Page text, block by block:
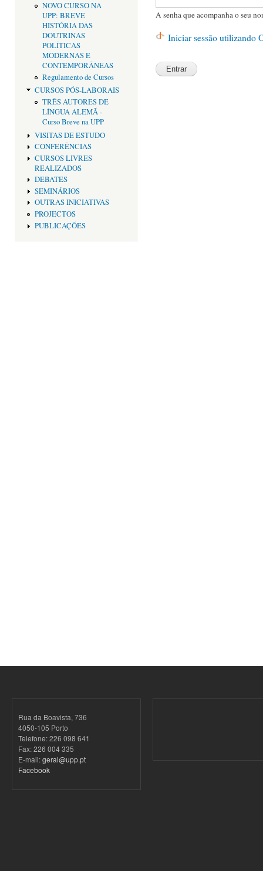
NOVO CURSO NA
UPP: BREVE
HISTÓRIA DAS
DOUTRINAS
POLÍTICAS
MODERNAS E
CONTEMPORÂNEAS
Regulamento de Cursos
CURSOS PÓS-LABORAIS
TRÊS AUTORES DE
LÍNGUA ALEMÃ -
Curso Breve na UPP
VISITAS DE ESTUDO
CONFERÊNCIAS
CURSOS LIVRES
REALIZADOS
DEBATES
SEMINÁRIOS
OUTRAS INICIATIVAS
PROJECTOS
PUBLICAÇÕES
A senha que acompanha o seu
Iniciar sessão utilizando
Rua da Boavista, 736
4050-105 Porto
Telefone: 226 098 641
Fax: 226 004 335
E-mail:geral@upp.pt
Facebook